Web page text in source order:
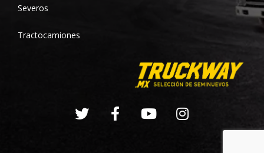
Severos
Tractocamiones